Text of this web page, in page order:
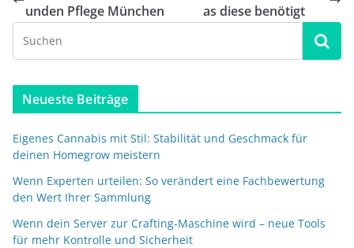
unden Pflege München
as diese benötigt
Neueste Beiträge
Eigenes Cannabis mit Stil: Stabilität und Geschmack für
deinen Homegrow meistern
Wenn Experten urteilen: So verändert eine Fachbewertung
den Wert Ihrer Sammlung
Wenn dein Server zur Crafting-Maschine wird – neue Tools
für mehr Kontrolle und Sicherheit